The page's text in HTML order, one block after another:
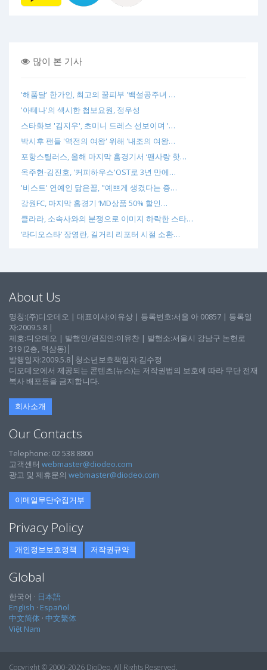
많이 본 기사
'해품달' 한가인, 최고의 꿀피부 '백설공주녀 …
'아테나'의 섹시한 첩보요원, 정우성
스타화보 '김지우', 초미니 드레스 선보이며 '…
박시후 팬들 '역전의 여왕' 위해 '내조의 여왕…
포항스틸러스, 올해 마지막 홈경기서 ‘팬사랑 핫…
옥주현-김진호, '커피하우스'OST로 3년 만에…
'비스트' 연예인 닮은꼴, "예쁘게 생겼다는 증…
강원FC, 마지막 홈경기 ‘MD상품 50% 할인…
클라라, 소속사와의 분쟁으로 이미지 하락한 스타…
‘라디오스타’ 장영란, 길거리 리포터 시절 소환…
About Us
명칭:(주)디오데오 | 대표이사:이유상 | 등록번호:서울 아 00857 | 등록일
자:2009.5.8 |
제호:디오데오 | 발행인/편집인:이유찬 | 발행소:서울시 강남구 논현로
319 (2층, 역삼동)│
발행일자:2009.5.8│청소년보호책임자:김수정
디오데오에서 제공되는 콘텐츠(뉴스)는 저작권법의 보호에 따라 무단 전재
복사 배포등을 금지합니다.
회사소개
Our Contacts
Telephone: 02 538 8800
고객센터 webmaster@diodeo.com
광고 및 제휴문의 webmaster@diodeo.com
이메일무단수집거부
Privacy Policy
개인정보보호정책 저작권규약
Global
한국어 · 日本語
English · Español
中文简体 · 中文繁体
Việt Nam
Copyright © 2000-2026 DioDeo. All Rights Reserved.